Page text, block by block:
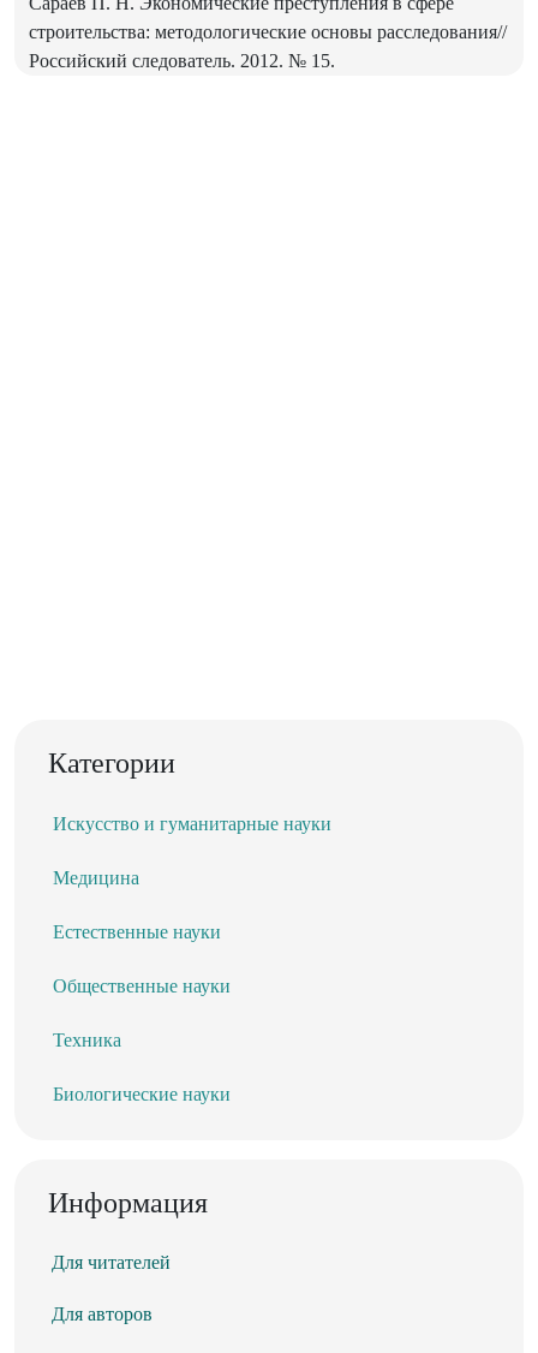
строительства: методологические основы расследования//
Российский следователь. 2012. № 15.
Категории
Искусство и гуманитарные науки
Медицина
Естественные науки
Общественные науки
Техника
Биологические науки
Информация
Для читателей
Для авторов